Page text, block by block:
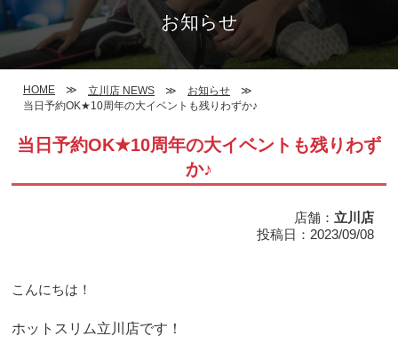
お知らせ
HOME 立川店 NEWS
お知らせ
当日予約OK★10周年の大イベントも残りわずか♪
当日予約OK★10周年の大イベントも残りわず
か♪
店舗： 立川店
投稿日：2023/09/08
こんにちは！
ホットスリム立川店です！